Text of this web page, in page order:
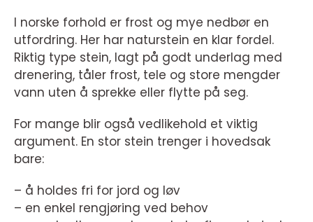
I norske forhold er frost og mye nedbør en
utfordring. Her har naturstein en klar fordel.
Riktig type stein, lagt på godt underlag med
drenering, tåler frost, tele og store mengder
vann uten å sprekke eller flytte på seg.
For mange blir også vedlikehold et viktig
argument. En stor stein trenger i hovedsak
bare:
– å holdes fri for jord og løv
– en enkel rengjøring ved behov